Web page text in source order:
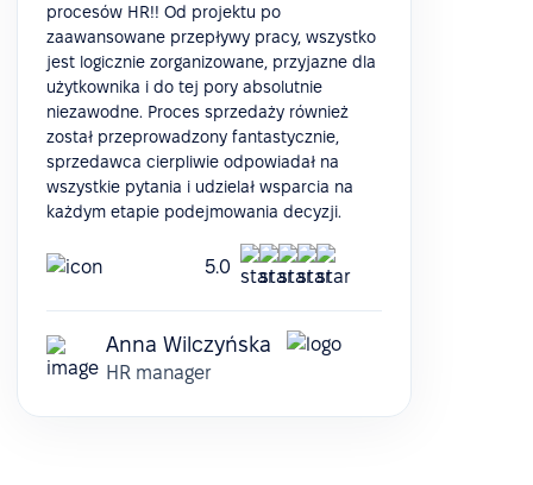
procesów HR!! Od projektu po
zaawansowane przepływy pracy, wszystko
jest logicznie zorganizowane, przyjazne dla
użytkownika i do tej pory absolutnie
niezawodne. Proces sprzedaży również
został przeprowadzony fantastycznie,
sprzedawca cierpliwie odpowiadał na
wszystkie pytania i udzielał wsparcia na
każdym etapie podejmowania decyzji.
5.0
Anna Wilczyńska
HR manager